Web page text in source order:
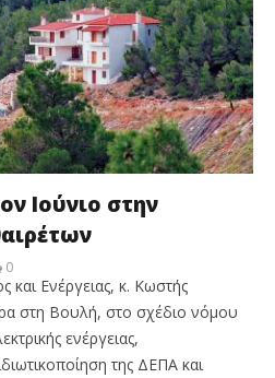
Ιούνιο στην
0
Ενέργειας, κ. Κωστής
στη Βουλή, στο σχέδιο νόμου
ενέργειας,
της ΔΕΠΑ και